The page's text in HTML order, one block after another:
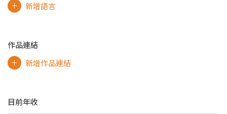
新增語言
作品連結
新增作品連結
目前年收